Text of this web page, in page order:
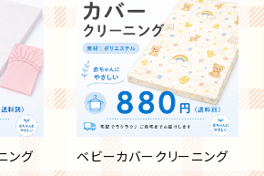
ング
ベビーカバークリーニング